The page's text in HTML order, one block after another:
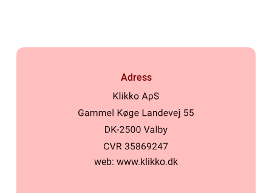
Adress
web: www.klikko.dk